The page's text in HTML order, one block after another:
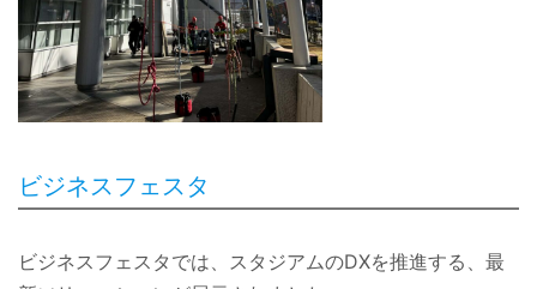
ビジネスフェスタ
ビジネスフェスタでは、スタジアムのDXを推進する、最